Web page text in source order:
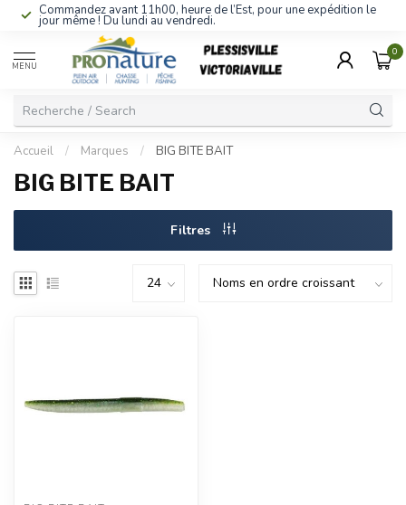
Commandez avant 11h00, heure de l’Est, pour une expédition le
jour même ! Du lundi au vendredi.
MENU
0
Accueil / Marques / BIG BITE BAIT
BIG BITE BAIT
Filtres